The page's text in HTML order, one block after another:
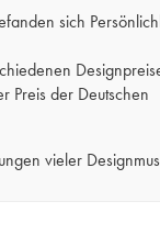
sich
Preis der Deutschen
vieler